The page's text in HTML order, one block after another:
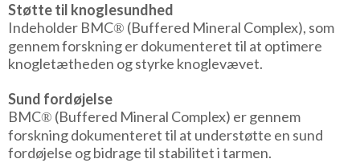
Støtte til knoglesundhed
Indeholder BMC® (Buffered Mineral Complex), som
gennem forskning er dokumenteret til at optimere
knogletætheden og styrke knoglevævet.
Sund fordøjelse
BMC® (Buffered Mineral Complex) er gennem
forskning dokumenteret til at understøtte en sund
fordøjelse og bidrage til stabilitet i tarmen.